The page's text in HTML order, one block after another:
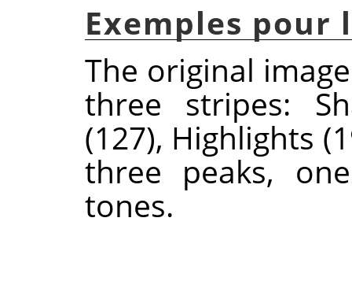
Exemples pour
The original
three stripes:
(127), Highlights
three peaks,
tones.